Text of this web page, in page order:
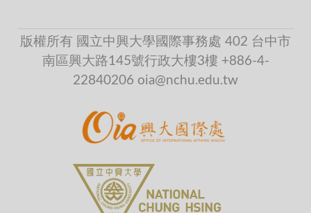
版權所有 國立中興大學國際事務處 402 台中市
南區興大路145號行政大樓3樓 +886-4-
22840206 oia@nchu.edu.tw